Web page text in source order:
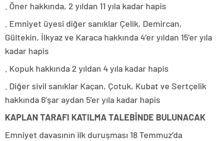
. Öner hakkında, 2 yıldan 11 yıla kadar hapis
. Emniyet üyesi diğer sanıklar Çelik, Demircan,
Gültekin, İlkyaz ve Karaca hakkında 4’er yıldan 15’er yıla
kadar hapis
. Kopuk hakkında 2 yıldan 4 yıla kadar hapis
. Diğer sivil sanıklar Kaçan, Çotuk, Kubat ve Sertçelik
hakkında 6’şar aydan 5’er yıla kadar hapis
KAPLAN TARAFI KATILMA TALEBİNDE BULUNACAK
Emniyet davasının ilk duruşması 18 Temmuz’da